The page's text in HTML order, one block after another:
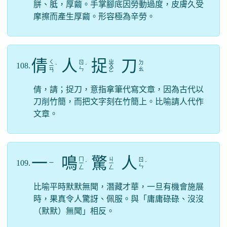
胼、胝，厚繭。手掌腳底因勞動過度，皮膚久受
摩擦而產生厚繭。形容極為辛勞。
108.倩 ㄑ
ㄧ
ㄢ
ˋ 人 ㄖ
ㄣ ˊ 捉 ㄓ
ㄨ
ㄛ 刀 ㄉ
ㄠ
倩，請；捉刀，意指拿筆代寫文章，因為古代以
刀削竹簡，而把文字刻在竹簡上。比喻請人代作
文章。
109. 一 ㄧ 鳴 ㄧ
ㄥ
ˊ 驚 ㄐ
ㄧ
ㄥ 人 ㄖ
ㄣ ˊ
比喻平時默默無聞，潛藏才華，一旦有機會施展
時，果真令人驚訝、佩服。與「庸庸碌碌、沒沒
（默默）無聞」相反。